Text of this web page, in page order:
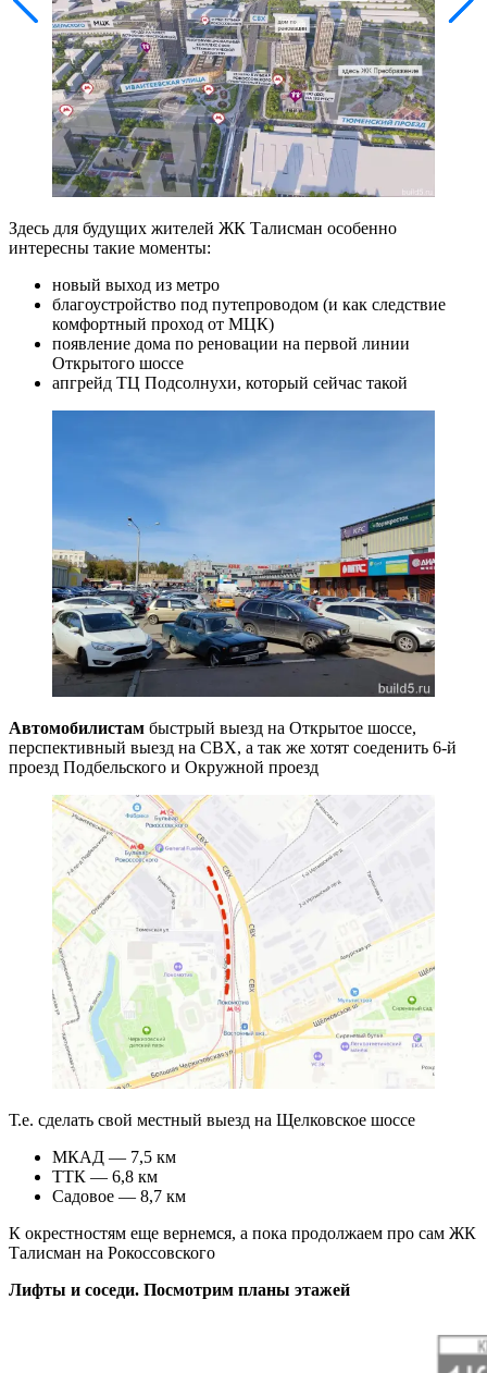
Здесь для будущих жителей ЖК Талисман особенно
интересны такие моменты:
новый выход из метро
благоустройство под путепроводом (и как следствие
комфортный проход от МЦК)
появление дома по реновации на первой линии
Открытого шоссе
апгрейд ТЦ Подсолнухи, который сейчас такой
Автомобилистам быстрый выезд на Открытое шоссе,
перспективный выезд на СВХ, а так же хотят соеденить 6-й
проезд Подбельского и Окружной проезд
Т.е. сделать свой местный выезд на Щелковское шоссе
МКАД — 7,5 км
ТТК — 6,8 км
Садовое — 8,7 км
К окрестностям еще вернемся, а пока продолжаем про сам ЖК
Талисман на Рокоссовского
Лифты и соседи. Посмотрим планы этажей